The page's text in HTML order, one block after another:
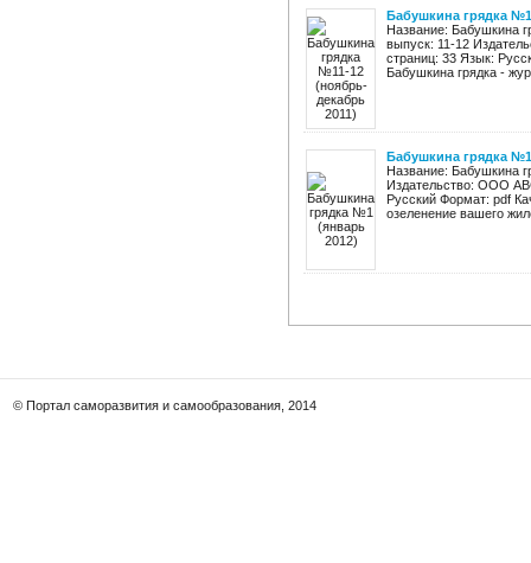
Бабушкина грядка
Название: Бабушкина
выпуск: 11-12
страниц: 33 Язык:
Бабушкина грядка -
Бабушкина грядка
Название: Бабушкина
Издательство: ООО
Русский Формат: pdf
озеленение вашего
© Портал саморазвития и самообразования, 2014